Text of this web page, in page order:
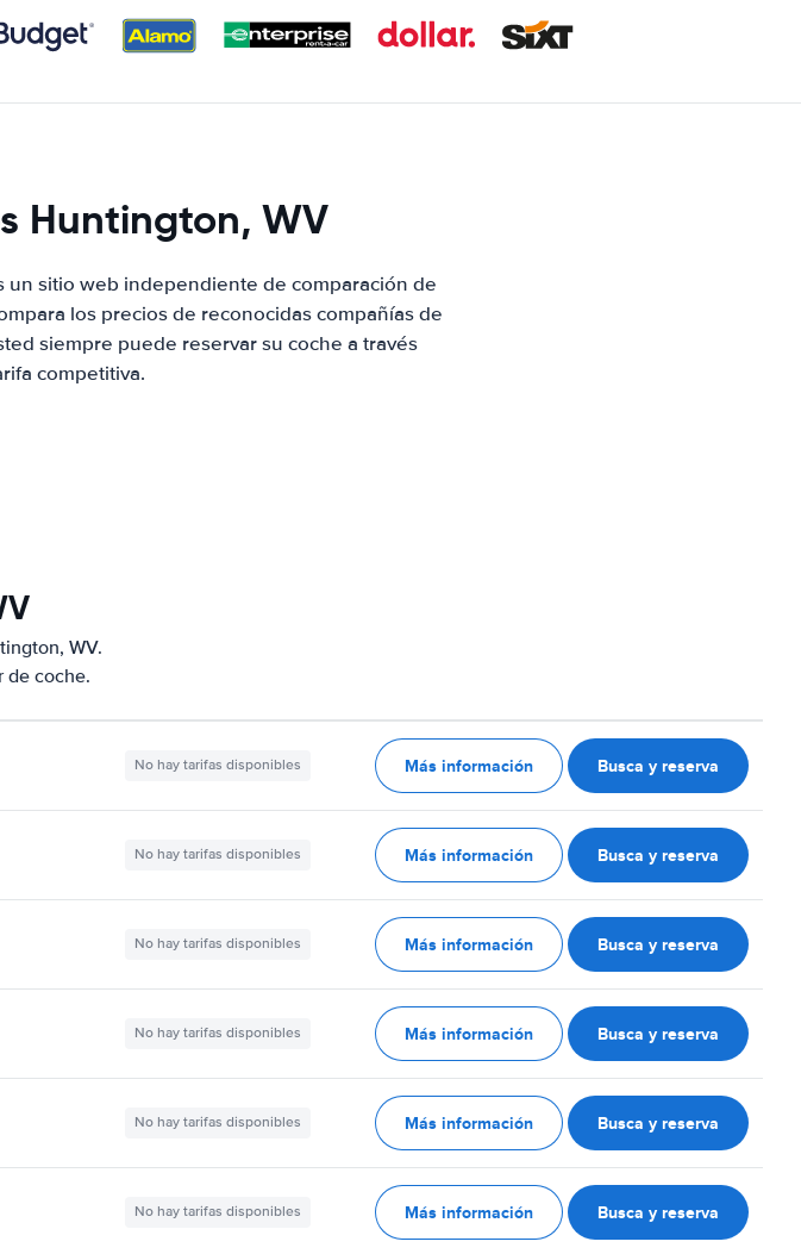
Huntington, WV
un sitio web independiente de comparación de
los precios de reconocidas compañías de
siempre puede reservar su coche a través
competitiva.
WV.
de coche.
No hay tarifas disponibles Más información Busca y reserva
No hay tarifas disponibles Más información Busca y reserva
No hay tarifas disponibles Más información Busca y reserva
No hay tarifas disponibles Más información Busca y reserva
No hay tarifas disponibles Más información Busca y reserva
No hay tarifas disponibles Más información Busca y reserva